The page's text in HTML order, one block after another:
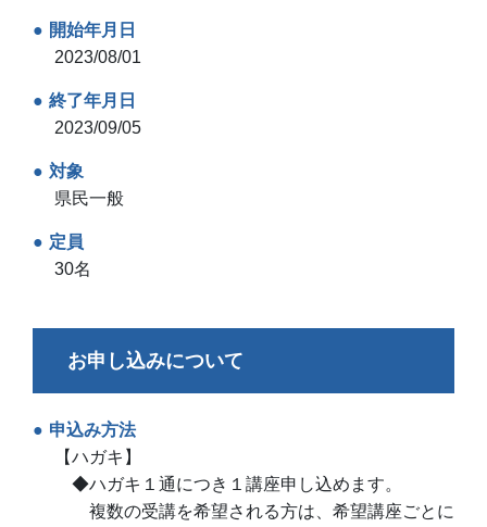
開始年月日
2023/08/01
終了年月日
2023/09/05
対象
県民一般
定員
30名
お申し込みについて
申込み方法
【ハガキ】
◆ハガキ１通につき１講座申し込めます。
複数の受講を希望される方は、希望講座ごとに